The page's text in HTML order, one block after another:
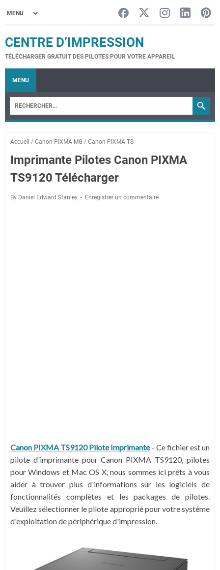
CENTRE D’IMPRESSION
TÉLÉCHARGER GRATUIT DES PILOTES POUR VOTRE APPAREIL
MENU
Accueil / Canon PIXMA MG / Canon PIXMA TS
Imprimante Pilotes Canon PIXMA
TS9120 Télécharger
By Daniel Edward Stanley Enregistrer un commentaire
Canon PIXMA TS9120 Pilote Imprimante- Ce fichier est un
pilote d'imprimante pour Canon PIXMA TS9120, pilotes
pour Windows et Mac OS X, nous sommes ici prêts à vous
aider à trouver plus d'informations sur les logiciels de
fonctionnalités complètes et les packages de pilotes.
Veuillez sélectionner le pilote approprié pour votre système
d'exploitation de périphérique d'impression.